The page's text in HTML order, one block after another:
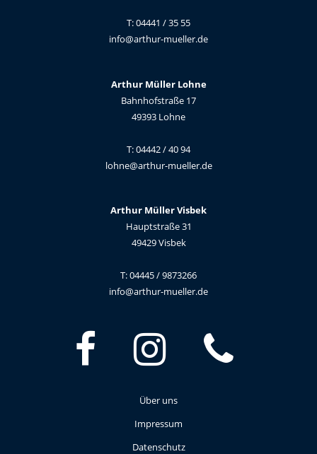
T: 04441 / 35 55
info@arthur-mueller.de
Arthur Müller Lohne
Bahnhofstraße 17
49393 Lohne
T: 04442 / 40 94
lohne@arthur-mueller.de
Arthur Müller Visbek
Hauptstraße 31
49429 Visbek
T: 04445 / 9873266
info@arthur-mueller.de
Über uns
Impressum
Datenschutz